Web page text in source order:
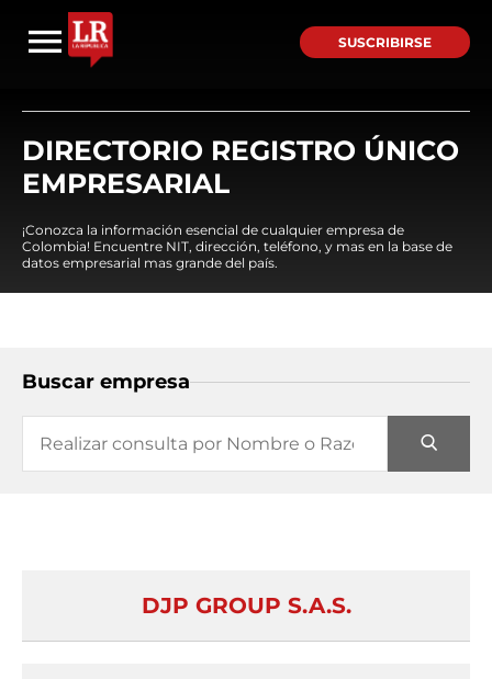
SUSCRIBIRSE
DIRECTORIO REGISTRO ÚNICO
EMPRESARIAL
¡Conozca la información esencial de cualquier empresa de
Colombia! Encuentre NIT, dirección, teléfono, y mas en la base de
datos empresarial mas grande del país.
Buscar empresa
DJP GROUP S.A.S.